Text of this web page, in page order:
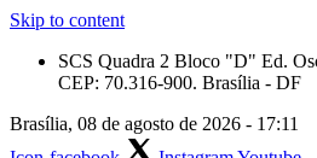
Skip to content
SCS Quadra 2 Bloco "D" Ed.
CEP: 70.316-900. Brasília - DF
Brasília, 08 de agosto de 2026 - 17:11